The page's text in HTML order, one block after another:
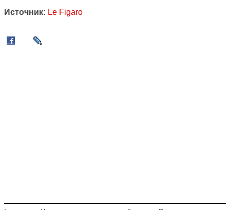
Источник: Le Figaro